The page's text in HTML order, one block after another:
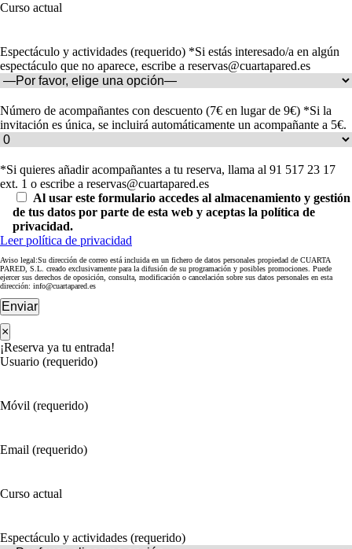
Curso actual
Espectáculo y actividades (requerido) *Si estás interesado/a en algún
espectáculo que no aparece, escribe a reservas@cuartapared.es
Número de acompañantes con descuento (7€ en lugar de 9€) *Si la
invitación es única, se incluirá automáticamente un acompañante a 5€.
*Si quieres añadir acompañantes a tu reserva, llama al 91 517 23 17
ext. 1 o escribe a reservas@cuartapared.es
Al usar este formulario accedes al almacenamiento y gestión
de tus datos por parte de esta web y aceptas la política de
privacidad.
Leer política de privacidad
Aviso legal:Su dirección de correo está incluida en un fichero de datos personales propiedad de CUARTA
PARED, S.L. creado exclusivamente para la difusión de su programación y posibles promociones. Puede
ejercer sus derechos de oposición, consulta, modificación o cancelación sobre sus datos personales en esta
dirección: info@cuartapared.es
Enviar
×
¡Reserva ya tu entrada!
Usuario (requerido)
Móvil (requerido)
Email (requerido)
Curso actual
Espectáculo y actividades (requerido)